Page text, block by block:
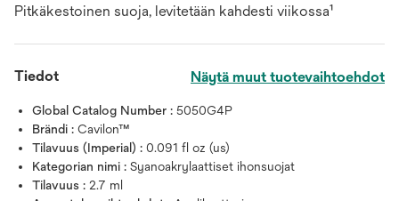
Pitkäkestoinen suoja, levitetään kahdesti viikossa¹
Tiedot Näytä muut tuotevaihtoehdot
Global Catalog Number : 5050G4P
Brändi : Cavilon™
Tilavuus (Imperial) : 0.091 fl oz (us)
Kategorian nimi : Syanoakrylaattiset ihonsuojat
Tilavuus : 2.7 ml